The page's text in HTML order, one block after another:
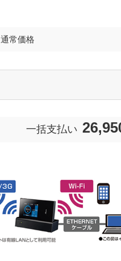
通常価格
一括支払い